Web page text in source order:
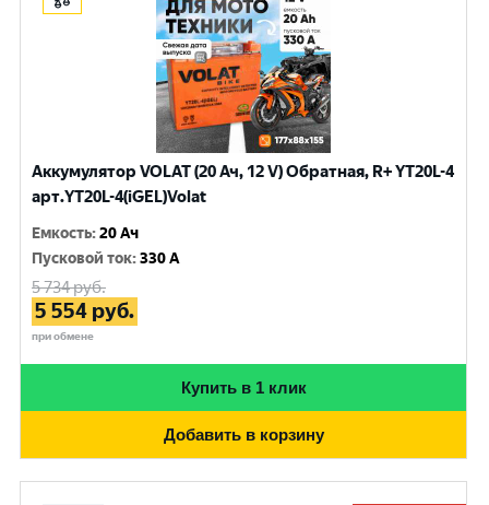
Аккумулятор VOLAT (20 Ач, 12 V) Обратная, R+ YT20L-4
арт.YT20L-4(iGEL)Volat
Емкость:20 Ач
Пусковой ток:330 A
5 734руб.
5 554 руб.
при обмене
Купить в 1 клик
Добавить в корзину